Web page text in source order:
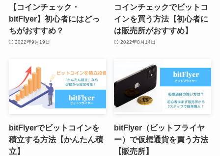
【コインチェック・
bitFlyer】初心者にはどっ
ちがおすすめ？
2022年9月19日
コインチェックでビットコ
インを買う方法【初心者に
は販売所がおすすめ】
2022年8月14日
bitFlyerでビットコインを
積立する方法【かんたん積
立】
bitFlyer（ビットフライヤ
ー）で仮想通貨を買う方法
【販売所】